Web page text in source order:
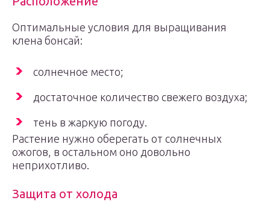
Оптимальные условия для выращивания
клена бонсай:
солнечное место;
достаточное количество свежего воздуха;
тень в жаркую погоду.
Растение нужно оберегать от солнечных
ожогов, в остальном оно довольно
неприхотливо.
Защита от холода